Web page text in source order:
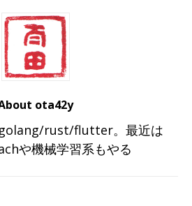
ota42y
rust/flutter。最近は
や機械学習系もやる